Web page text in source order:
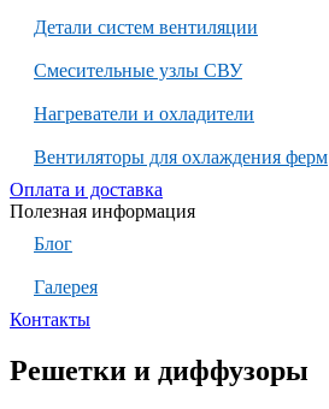
Детали систем вентиляции
Смесительные узлы СВУ
Нагреватели и охладители
Вентиляторы для охлаждения ферм
Оплата и доставка
Полезная информация
Блог
Галерея
Контакты
Решетки и диффузоры